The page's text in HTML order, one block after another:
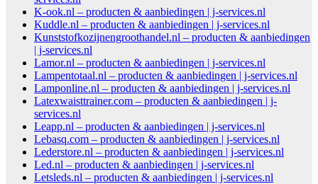
K-ook.nl – producten & aanbiedingen | j-services.nl
Kuddle.nl – producten & aanbiedingen | j-services.nl
Kunststofkozijnengroothandel.nl – producten & aanbiedingen
| j-services.nl
Lamor.nl – producten & aanbiedingen | j-services.nl
Lampentotaal.nl – producten & aanbiedingen | j-services.nl
Lamponline.nl – producten & aanbiedingen | j-services.nl
Latexwaisttrainer.com – producten & aanbiedingen | j-
services.nl
Leapp.nl – producten & aanbiedingen | j-services.nl
Lebasq.com – producten & aanbiedingen | j-services.nl
Lederstore.nl – producten & aanbiedingen | j-services.nl
Led.nl – producten & aanbiedingen | j-services.nl
Letsleds.nl – producten & aanbiedingen | j-services.nl